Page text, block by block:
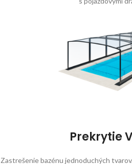
Prekrytie
Zastrešenie bazénu jednoduchých